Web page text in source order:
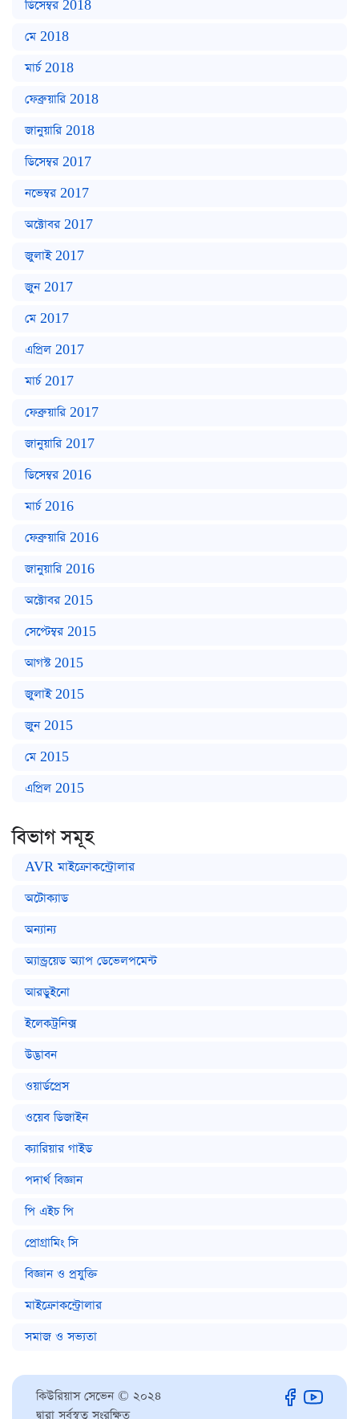
ডিসেম্বর 2018
মে 2018
মার্চ 2018
ফেব্রুয়ারি 2018
জানুয়ারি 2018
ডিসেম্বর 2017
নভেম্বর 2017
অক্টোবর 2017
জুলাই 2017
জুন 2017
মে 2017
এপ্রিল 2017
মার্চ 2017
ফেব্রুয়ারি 2017
জানুয়ারি 2017
ডিসেম্বর 2016
মার্চ 2016
ফেব্রুয়ারি 2016
জানুয়ারি 2016
অক্টোবর 2015
সেপ্টেম্বর 2015
আগস্ট 2015
জুলাই 2015
জুন 2015
মে 2015
এপ্রিল 2015
বিভাগ সমূহ
AVR মাইক্রোকন্ট্রোলার
অটোক্যাড
অন্যান্য
অ্যান্ড্রয়েড অ্যাপ ডেভেলপমেন্ট
আরডুইনো
ইলেকট্রনিক্স
উদ্ভাবন
ওয়ার্ডপ্রেস
ওয়েব ডিজাইন
ক্যারিয়ার গাইড
পদার্থ বিজ্ঞান
পি এইচ পি
প্রোগ্রামিং সি
বিজ্ঞান ও প্রযুক্তি
মাইক্রোকন্ট্রোলার
সমাজ ও সভ্যতা
কিউরিয়াস সেভেন © ২০২৪
দ্বারা সর্বস্বত্ব সংরক্ষিত